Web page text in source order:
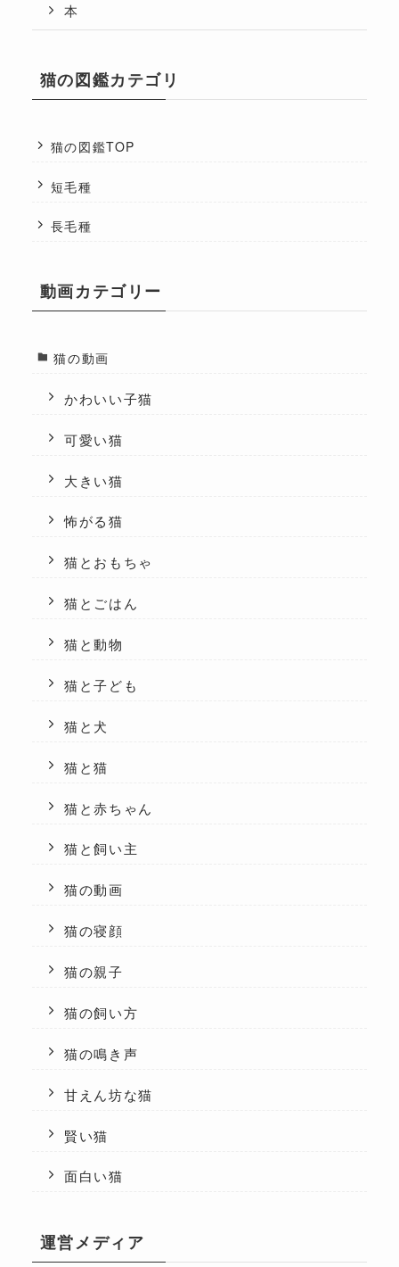
本
猫の図鑑カテゴリ
猫の図鑑TOP
短毛種
長毛種
動画カテゴリー
猫の動画
かわいい子猫
可愛い猫
大きい猫
怖がる猫
猫とおもちゃ
猫とごはん
猫と動物
猫と子ども
猫と犬
猫と猫
猫と赤ちゃん
猫と飼い主
猫の動画
猫の寝顔
猫の親子
猫の飼い方
猫の鳴き声
甘えん坊な猫
賢い猫
面白い猫
運営メディア